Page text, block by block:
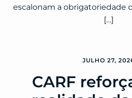
escalonam a obrigatoriedade
[…]
JULHO 27,
CARF